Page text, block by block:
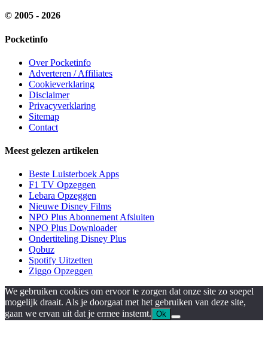
© 2005 - 2026
Pocketinfo
Over Pocketinfo
Adverteren / Affiliates
Cookieverklaring
Disclaimer
Privacyverklaring
Sitemap
Contact
Meest gelezen artikelen
Beste Luisterboek Apps
F1 TV Opzeggen
Lebara Opzeggen
Nieuwe Disney Films
NPO Plus Abonnement Afsluiten
NPO Plus Downloader
Ondertiteling Disney Plus
Qobuz
Spotify Uitzetten
Ziggo Opzeggen
We gebruiken cookies om ervoor te zorgen dat onze site zo soepel
mogelijk draait. Als je doorgaat met het gebruiken van deze site,
gaan we ervan uit dat je ermee instemt. Ok